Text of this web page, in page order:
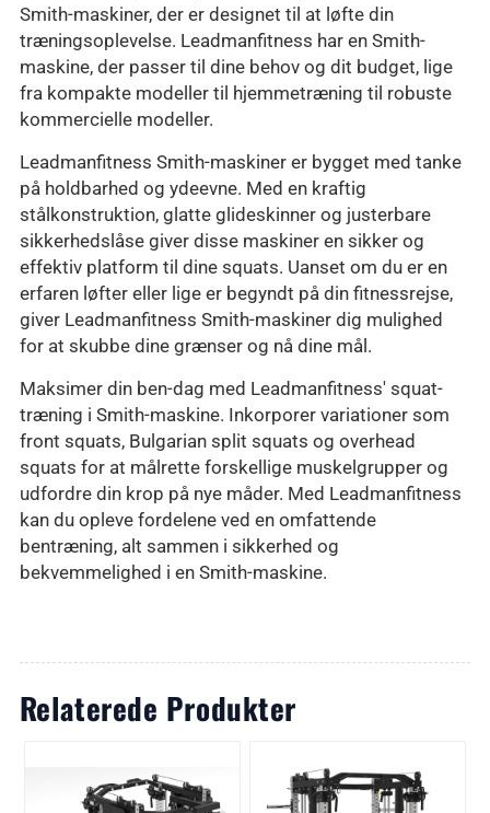
Smith-maskiner, der er designet til at løfte din
træningsoplevelse. Leadmanfitness har en Smith-
maskine, der passer til dine behov og dit budget, lige
fra kompakte modeller til hjemmetræning til robuste
kommercielle modeller.
Leadmanfitness Smith-maskiner er bygget med tanke
på holdbarhed og ydeevne. Med en kraftig
stålkonstruktion, glatte glideskinner og justerbare
sikkerhedslåse giver disse maskiner en sikker og
effektiv platform til dine squats. Uanset om du er en
erfaren løfter eller lige er begyndt på din fitnessrejse,
giver Leadmanfitness Smith-maskiner dig mulighed
for at skubbe dine grænser og nå dine mål.
Maksimer din ben-dag med Leadmanfitness' squat-
træning i Smith-maskine. Inkorporer variationer som
front squats, Bulgarian split squats og overhead
squats for at målrette forskellige muskelgrupper og
udfordre din krop på nye måder. Med Leadmanfitness
kan du opleve fordelene ved en omfattende
bentræning, alt sammen i sikkerhed og
bekvemmelighed i en Smith-maskine.
Relaterede Produkter